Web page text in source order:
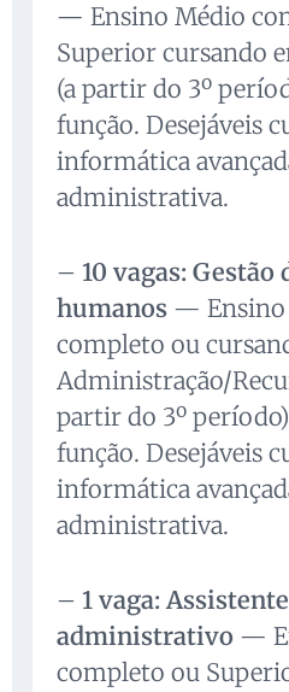
— Ensino Médio
Superior cursando
(a partir do 3º
função. Desejáveis
informática
administrativa.
– 10 vagas: Gestão
humanos — Ensino
completo ou
Administração/
partir do 3º
função. Desejáveis
informática
administrativa.
– 1 vaga:
administrativo —
completo ou